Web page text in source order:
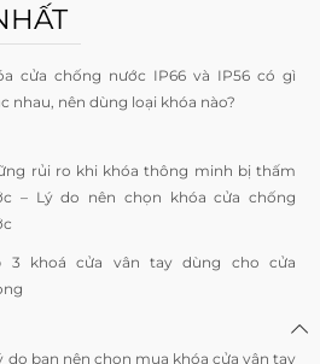
cửa chống nước IP66 và IP56 có gì
nhau, nên dùng loại khóa nào?
rủi ro khi khóa thông minh bị thấm
– Lý do nên chọn khóa cửa chống
3 khoá cửa vân tay dùng cho cửa
do bạn nên chọn mua khóa cửa vân tay